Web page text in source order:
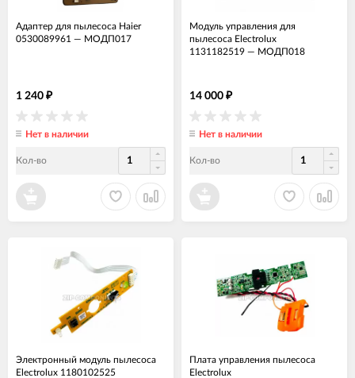
Адаптер для пылесоса Haier
0530089961 — МОДП017
1 240 ₽
Нет в наличии
Кол-во
Модуль управления для
пылесоса Electrolux
1131182519 — МОДП018
14 000 ₽
Нет в наличии
Кол-во
Электронный модуль пылесоса
Electrolux 1180102525
Плата управления пылесоса
Electrolux